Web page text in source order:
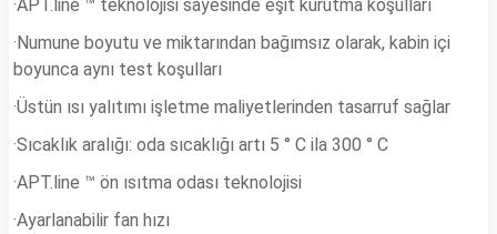
·APT.line ™ teknolojisi sayesinde eşit kurutma koşulları
·Numune boyutu ve miktarından bağımsız olarak, kabin içi
boyunca aynı test koşulları
·Üstün ısı yalıtımı işletme maliyetlerinden tasarruf sağlar
·Sıcaklık aralığı: oda sıcaklığı artı 5 ° C ila 300 ° C
·APT.line ™ ön ısıtma odası teknolojisi
·Ayarlanabilir fan hızı